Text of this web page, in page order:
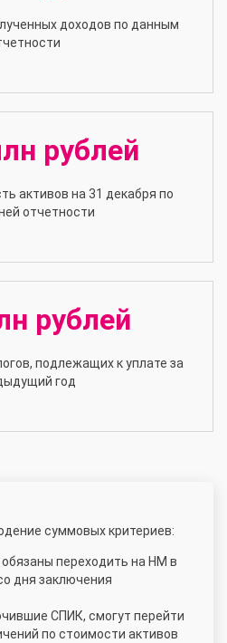
доходов по данным
рублей
активов на 31 декабря по
отчетности
рублей
подлежащих к уплате за
год
суммовых критериев:
переходить на НМ в
дня заключения
СПИК, смогут перейти
по стоимости активов